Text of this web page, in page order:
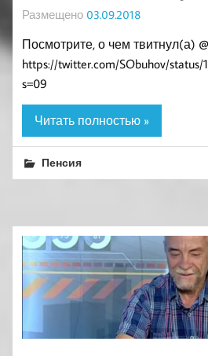
Размещено 03.09.2018
Посмотрите, о чем твитнул(а)
https://twitter.com/SObuhov/status/
s=09
Читать полностью »
Пенсия